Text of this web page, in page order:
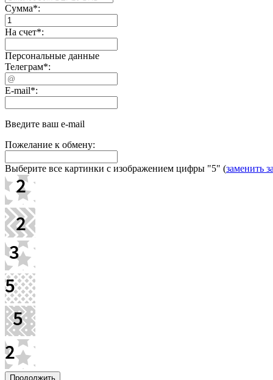
Сумма*:
На счет*:
Персональные данные
Телеграм*:
E-mail*:
Введите ваш e-mail
Пожелание к обмену:
Выберите все картинки с изображением цифры "5" (заменить